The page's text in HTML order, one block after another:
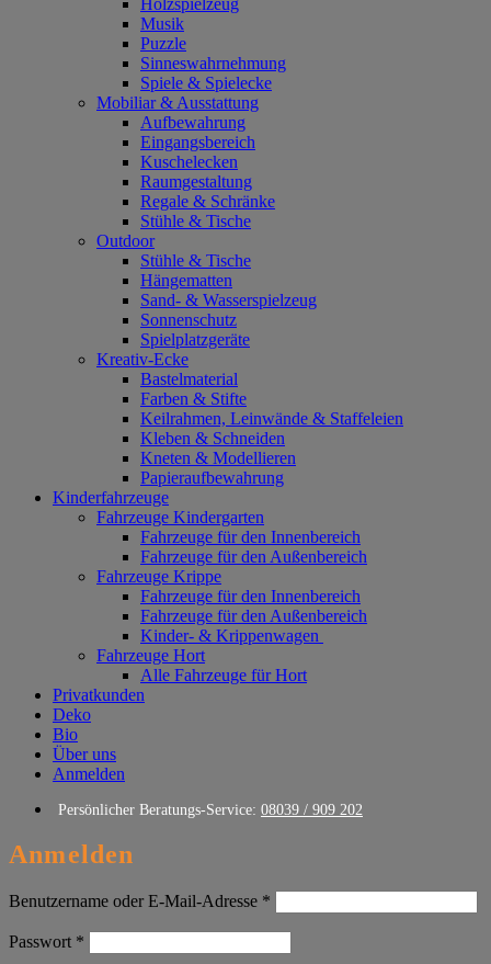
Holzspielzeug
Musik
Puzzle
Sinneswahrnehmung
Spiele & Spielecke
Mobiliar & Ausstattung
Aufbewahrung
Eingangsbereich
Kuschelecken
Raumgestaltung
Regale & Schränke
Stühle & Tische
Outdoor
Stühle & Tische
Hängematten
Sand- & Wasserspielzeug
Sonnenschutz
Spielplatzgeräte
Kreativ-Ecke
Bastelmaterial
Farben & Stifte
Keilrahmen, Leinwände & Staffeleien
Kleben & Schneiden
Kneten & Modellieren
Papieraufbewahrung
Kinderfahrzeuge
Fahrzeuge Kindergarten
Fahrzeuge für den Innenbereich
Fahrzeuge für den Außenbereich
Fahrzeuge Krippe
Fahrzeuge für den Innenbereich
Fahrzeuge für den Außenbereich
Kinder- & Krippenwagen
Fahrzeuge Hort
Alle Fahrzeuge für Hort
Privatkunden
Deko
Bio
Über uns
Anmelden
Persönlicher Beratungs-Service: 08039 / 909 202
Anmelden
Benutzername oder E-Mail-Adresse *
Passwort *